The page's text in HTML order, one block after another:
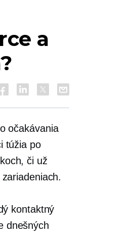
a
očakávania
túžia po
či už
kontaktný
dnešných